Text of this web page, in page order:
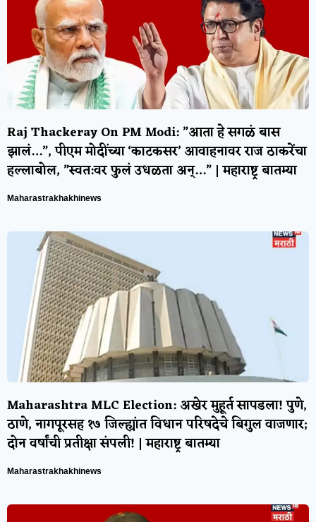
Raj Thackeray On PM Modi: ”आता हे सगळं बास
झालं…”, पीएम मोदींच्या ‘काटकसर’ आवाहनावर राज ठाकरेंचा
हल्लाबोल, ”स्वत:वर फुलं उधळता अन्…” | महाराष्ट्र बातम्या
Maharastrakhakhinews
Maharashtra MLC Election: अखेर मुहूर्त सापडला! पुणे,
ठाणे, नागपूरसह १७ जिल्ह्यांत विधान परिषदेचे बिगुल वाजणार;
दोन वर्षांची प्रतीक्षा संपली! | महाराष्ट्र बातम्या
Maharastrakhakhinews